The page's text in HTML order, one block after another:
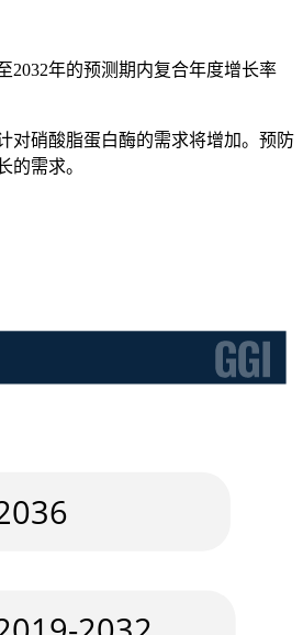
2032年的预测期内复合年度增长率
对硝酸脂蛋白酶的需求将增加。预防
需求。